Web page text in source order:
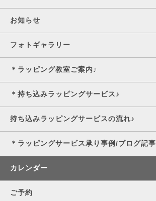
お知らせ
フォトギャラリー
＊ラッピング教室ご案内♪
＊持ち込みラッピングサービス♪
持ち込みラッピングサービスの流れ♪
＊ラッピングサービス承り事例/ブログ記事
カレンダー
ご予約